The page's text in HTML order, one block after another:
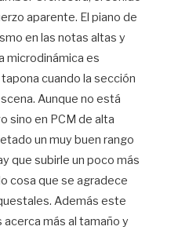
aparente. El piano de
en las notas altas y
microdinámica es
cuando la sección
Aunque no está
sino en PCM de alta
un muy buen rango
que subirle un poco más
cosa que se agradece
Además este
más al tamaño y